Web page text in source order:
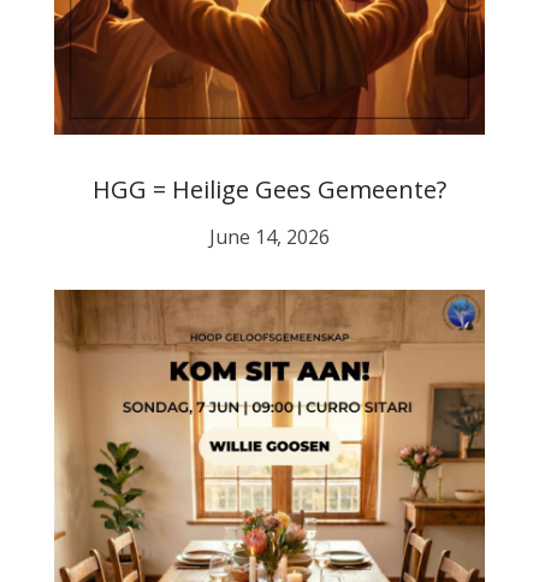
HGG = Heilige Gees Gemeente?
June 14, 2026